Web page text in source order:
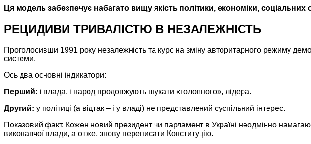
Ця модель забезпечує набагато вищу якість політики, економіки, соціальних
РЕЦИДИВИ ТРИВАЛІСТЮ В НЕЗАЛЕЖНІСТЬ
Проголосивши 1991 року незалежність та курс на зміну авторитарного режиму
системи.
Ось два основні індикатори:
Перший: і влада, і народ продовжують шукати «головного», лідера.
Другий: у політиці (а відтак – і у владі) не представлений суспільний інтерес.
Показовий факт. Кожен новий президент чи парламент в Україні неодмінно
виконавчої влади, а отже, знову переписати Конституцію.